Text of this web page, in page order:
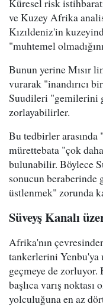
Küresel risk
ve Kuzey Afrika
Kızıldeniz'in
"muhtemel
Bunun yerine Mısır
vurarak "inandırıcı
Suudileri "gemilerini
zorlayabilirler.
Bu tedbirler arasında
mürettebata "çok
bulunabilir. Böylece
sonucun
üstlenmek" zorunda
Süveyş Kanalı
Afrika'nın
tankerlerini Yenbu'ya
geçmeye de
başlıca varış
yolculuğuna en az